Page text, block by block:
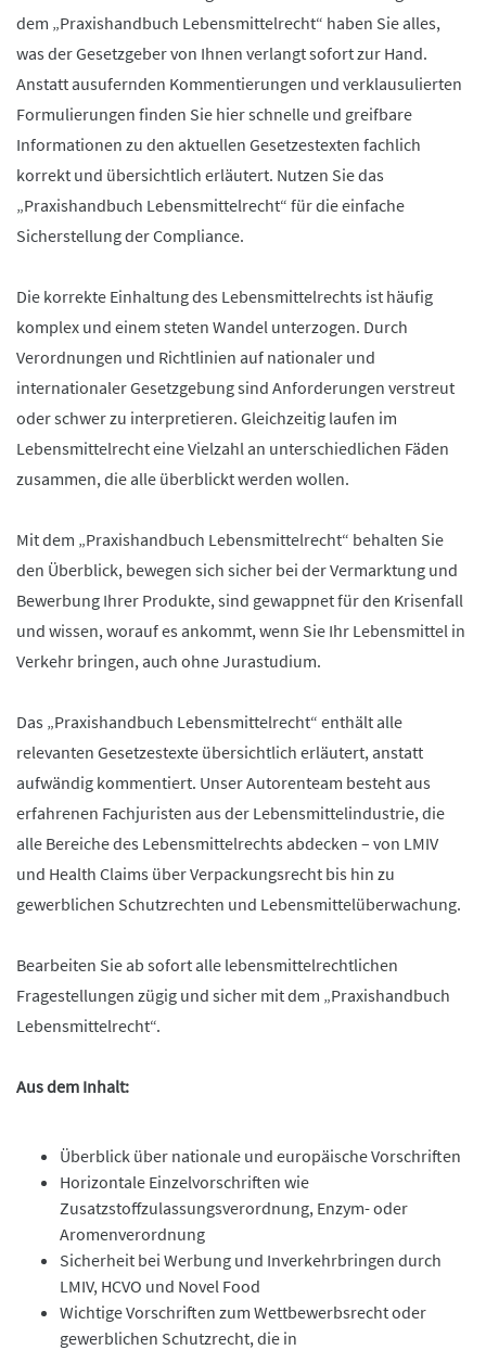
dem „Praxishandbuch Lebensmittelrecht“ haben Sie alles,
was der Gesetzgeber von Ihnen verlangt sofort zur Hand.
Anstatt ausufernden Kommentierungen und verklausulierten
Formulierungen finden Sie hier schnelle und greifbare
Informationen zu den aktuellen Gesetzestexten fachlich
korrekt und übersichtlich erläutert. Nutzen Sie das
„Praxishandbuch Lebensmittelrecht“ für die einfache
Sicherstellung der Compliance.
Die korrekte Einhaltung des Lebensmittelrechts ist häufig
komplex und einem steten Wandel unterzogen. Durch
Verordnungen und Richtlinien auf nationaler und
internationaler Gesetzgebung sind Anforderungen verstreut
oder schwer zu interpretieren. Gleichzeitig laufen im
Lebensmittelrecht eine Vielzahl an unterschiedlichen Fäden
zusammen, die alle überblickt werden wollen.
Mit dem „Praxishandbuch Lebensmittelrecht“ behalten Sie
den Überblick, bewegen sich sicher bei der Vermarktung und
Bewerbung Ihrer Produkte, sind gewappnet für den Krisenfall
und wissen, worauf es ankommt, wenn Sie Ihr Lebensmittel in
Verkehr bringen, auch ohne Jurastudium.
Das „Praxishandbuch Lebensmittelrecht“ enthält alle
relevanten Gesetzestexte übersichtlich erläutert, anstatt
aufwändig kommentiert. Unser Autorenteam besteht aus
erfahrenen Fachjuristen aus der Lebensmittelindustrie, die
alle Bereiche des Lebensmittelrechts abdecken – von LMIV
und Health Claims über Verpackungsrecht bis hin zu
gewerblichen Schutzrechten und Lebensmittelüberwachung.
Bearbeiten Sie ab sofort alle lebensmittelrechtlichen
Fragestellungen zügig und sicher mit dem „Praxishandbuch
Lebensmittelrecht“.
Aus dem Inhalt:
Überblick über nationale und europäische Vorschriften
Horizontale Einzelvorschriften wie
Zusatzstoffzulassungsverordnung, Enzym- oder
Aromenverordnung
Sicherheit bei Werbung und Inverkehrbringen durch
LMIV, HCVO und Novel Food
Wichtige Vorschriften zum Wettbewerbsrecht oder
gewerblichen Schutzrecht, die in